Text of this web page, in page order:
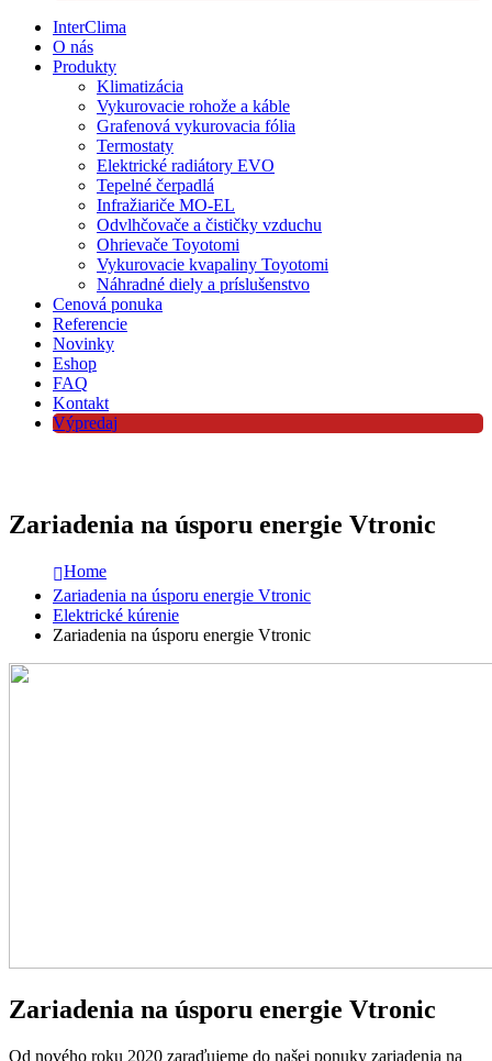
InterClima
O nás
Produkty
Klimatizácia
Vykurovacie rohože a káble
Grafenová vykurovacia fólia
Termostaty
Elektrické radiátory EVO
Tepelné čerpadlá
Infražiariče MO-EL
Odvlhčovače a čističky vzduchu
Ohrievače Toyotomi
Vykurovacie kvapaliny Toyotomi
Náhradné diely a príslušenstvo
Cenová ponuka
Referencie
Novinky
Eshop
FAQ
Kontakt
Výpredaj
Zariadenia na úsporu energie Vtronic
Home
Zariadenia na úsporu energie Vtronic
Elektrické kúrenie
Zariadenia na úsporu energie Vtronic
Zariadenia na úsporu energie Vtronic
Od nového roku 2020 zaraďujeme do našej ponuky zariadenia na